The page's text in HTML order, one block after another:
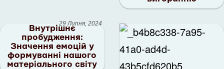
29 Липня, 2024
Внутрішнє
пробудження:
Значення емоцій у
формуванні нашого
матеріального світу